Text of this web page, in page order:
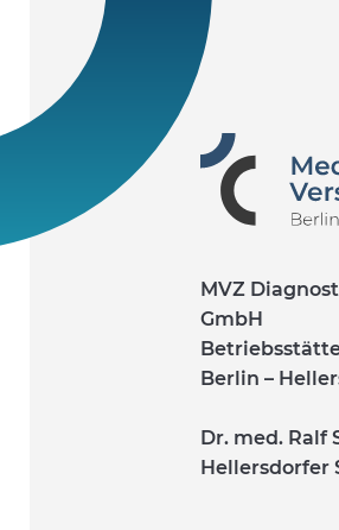
MVZ
GmbH
Berlin –
Dr. med. Ralf
Hellersdorfer